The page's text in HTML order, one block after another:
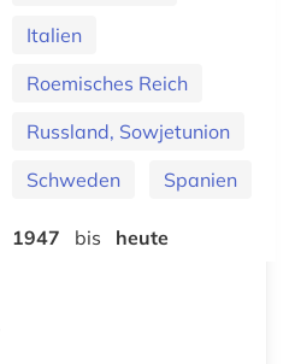
Italien
Roemisches Reich
Russland, Sowjetunion
Schweden
Spanien
1947 bis heute